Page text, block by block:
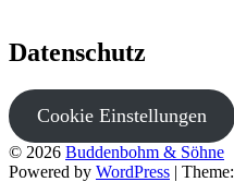
Datenschutz
Cookie Einstellungen
© 2026 Buddenbohm & Söhne
Powered by WordPress | Theme: